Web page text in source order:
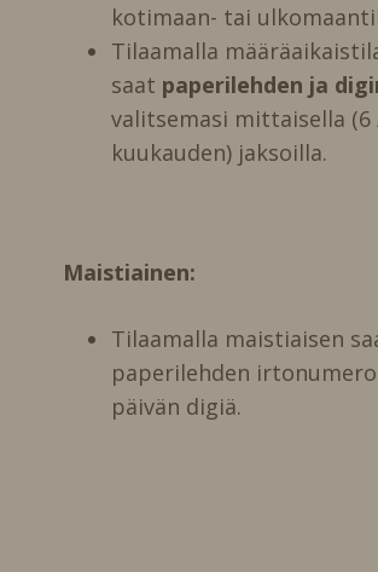
kotimaan- tai
Tilaamalla
saat paperilehden ja
valitsemasi mittaisella (6
kuukauden) jaksoilla.
Maistiainen:
Tilaamalla maistiaisen
paperilehden
päivän digiä.